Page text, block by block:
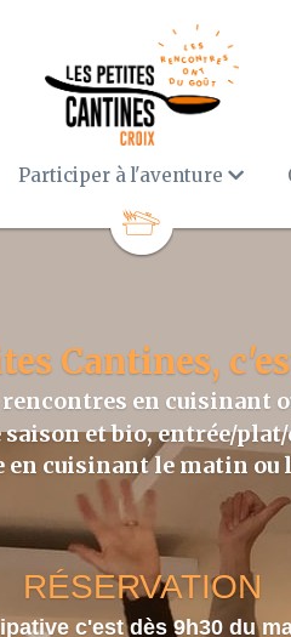
Participer à l'aventure
Cantines,
en cuisinant
saison et bio, entrée/
en cuisinant le matin
RÉSERVATION
c'est dès 9h30 du